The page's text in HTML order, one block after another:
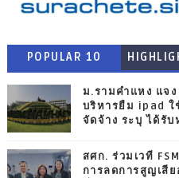
POPULAR 10
ม.รามคำแหง แจ
บริหารยืม ipad ใ
จัดจ้าง ระบุ ได้รั
สศก. ร่วมเวที
การลดการสูญเสี